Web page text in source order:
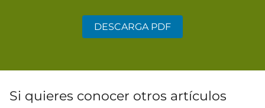
DESCARGA PDF
Si quieres conocer otros artículos